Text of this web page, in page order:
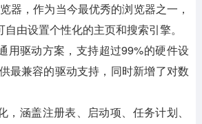
器，作为当今最优秀的浏览器之一，
由设置个性化的主页和搜索引擎。
用驱动方案，支持超过99%的硬件设
最兼容的驱动支持，同时新增了对数
，涵盖注册表、启动项、任务计划、